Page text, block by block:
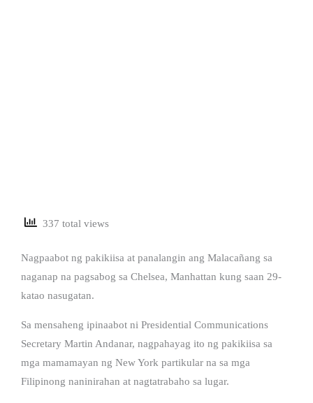
337 total views
Nagpaabot ng pakikiisa at panalangin ang Malacañang sa
naganap na pagsabog sa Chelsea, Manhattan kung saan 29-
katao nasugatan.
Sa mensaheng ipinaabot ni Presidential Communications
Secretary Martin Andanar, nagpahayag ito ng pakikiisa sa
mga mamamayan ng New York partikular na sa mga
Filipinong naninirahan at nagtatrabaho sa lugar.